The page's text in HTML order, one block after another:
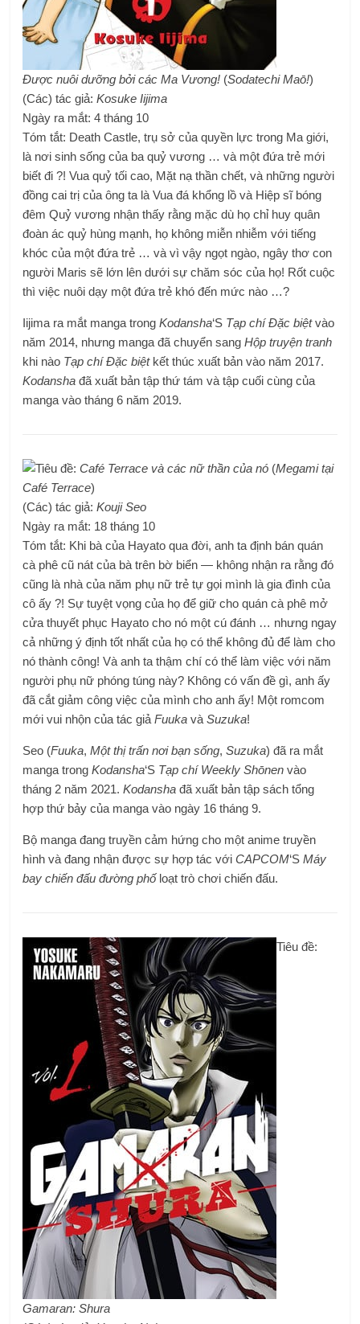
Được nuôi dưỡng bởi các Ma Vương! (Sodatechi Maō!)
(Các) tác giả:Kosuke Iijima
Ngày ra mắt: 4 tháng 10
Tóm tắt: Death Castle, trụ sở của quyền lực trong Ma giới,
là nơi sinh sống của ba quỷ vương … và một đứa trẻ mới
biết đi ?! Vua quỷ tối cao, Mặt nạ thần chết, và những người
đồng cai trị của ông ta là Vua đá khổng lồ và Hiệp sĩ bóng
đêm Quỷ vương nhận thấy rằng mặc dù họ chỉ huy quân
đoàn ác quỷ hùng mạnh, họ không miễn nhiễm với tiếng
khóc của một đứa trẻ … và vì vậy ngọt ngào, ngây thơ con
người Maris sẽ lớn lên dưới sự chăm sóc của họ! Rốt cuộc
thì việc nuôi dạy một đứa trẻ khó đến mức nào …?
Iijima ra mắt manga trongKodansha‘S Tạp chí Đặc biệtvào
năm 2014, nhưng manga đã chuyển sangHộp truyện tranh
khi nào Tạp chí Đặc biệtkết thúc xuất bản vào năm 2017.
Kodansha đã xuất bản tập thứ tám và tập cuối cùng của
manga vào tháng 6 năm 2019.
Tiêu đề:Café Terrace và các nữ thần của nó (Megami tại
Café Terrace)
(Các) tác giả:Kouji Seo
Ngày ra mắt: 18 tháng 10
Tóm tắt: Khi bà của Hayato qua đời, anh ta định bán quán
cà phê cũ nát của bà trên bờ biển — không nhận ra rằng đó
cũng là nhà của năm phụ nữ trẻ tự gọi mình là gia đình của
cô ấy ?! Sự tuyệt vọng của họ để giữ cho quán cà phê mở
cửa thuyết phục Hayato cho nó một cú đánh … nhưng ngay
cả những ý định tốt nhất của họ có thể không đủ để làm cho
nó thành công! Và anh ta thậm chí có thể làm việc với năm
người phụ nữ phóng túng này? Không có vấn đề gì, anh ấy
đã cắt giảm công việc của mình cho anh ấy! Một romcom
mới vui nhộn của tác giảFuuka vàSuzuka!
Seo (Fuuka,Một thị trấn nơi bạn sống,Suzuka) đã ra mắt
manga trongKodansha‘S Tạp chí Weekly Shōnen vào
tháng 2 năm 2021.Kodansha đã xuất bản tập sách tổng
hợp thứ bảy của manga vào ngày 16 tháng 9.
Bộ manga đang truyền cảm hứng cho một anime truyền
hình và đang nhận được sự hợp tác vớiCAPCOM‘SMáy
bay chiến đấu đường phốloạt trò chơi chiến đấu.
Tiêu đề:
Gamaran: Shura